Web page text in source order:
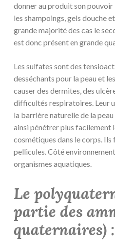
donner au produit son pouvoir
les shampoings, gels douche
grande majorité des cas le
est donc présent en grande
Les sulfates sont des
desséchants pour la peau et
causer des dermites, des
difficultés respiratoires. Leur
la barrière naturelle de la
ainsi pénétrer plus facilement
cosmétiques dans le corps.
pellicules. Côté
organismes aquatiques.
Le
partie des
quaternaires) :